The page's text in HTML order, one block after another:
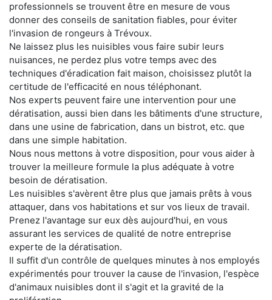
professionnels se trouvent être en mesure de vous
donner des conseils de sanitation fiables, pour éviter
l'invasion de rongeurs à Trévoux.
Ne laissez plus les nuisibles vous faire subir leurs
nuisances, ne perdez plus votre temps avec des
techniques d'éradication fait maison, choisissez plutôt la
certitude de l'efficacité en nous téléphonant.
Nos experts peuvent faire une intervention pour une
dératisation, aussi bien dans les bâtiments d'une structure,
dans une usine de fabrication, dans un bistrot, etc. que
dans une simple habitation.
Nous nous mettons à votre disposition, pour vous aider à
trouver la meilleure formule la plus adéquate à votre
besoin de dératisation.
Les nuisibles s'avèrent être plus que jamais prêts à vous
attaquer, dans vos habitations et sur vos lieux de travail.
Prenez l'avantage sur eux dès aujourd'hui, en vous
assurant les services de qualité de notre entreprise
experte de la dératisation.
Il suffit d'un contrôle de quelques minutes à nos employés
expérimentés pour trouver la cause de l'invasion, l'espèce
d'animaux nuisibles dont il s'agit et la gravité de la